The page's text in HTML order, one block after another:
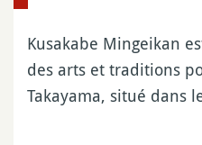
Kusakabe Mingeikan
des arts et traditions
Takayama, situé dans